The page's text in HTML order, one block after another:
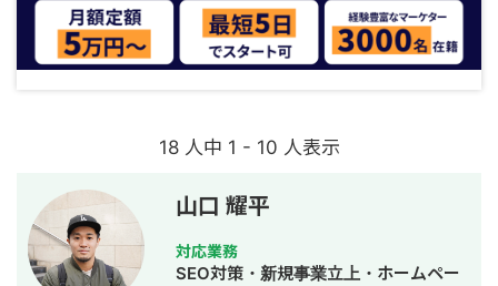
18 人中 1 - 10 人表示
山口 耀平
対応業務
SEO対策・新規事業立上・ホームペー